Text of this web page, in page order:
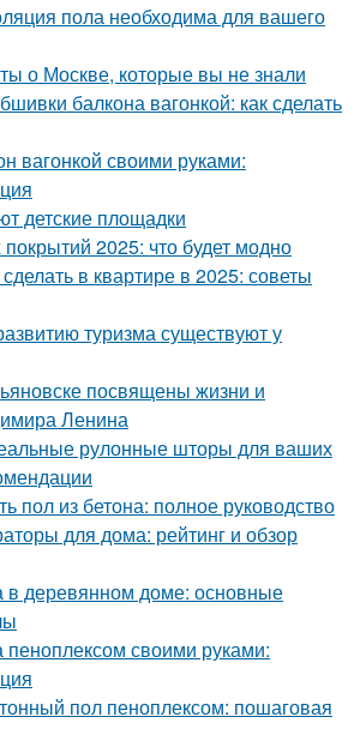
пола необходима для вашего
о Москве, которые вы не знали
балкона вагонкой: как сделать
вагонкой своими руками:
детские площадки
2025: что будет модно
в квартире в 2025: советы
туризма существуют у
посвящены жизни и
Ленина
рулонные шторы для ваших
пол из бетона: полное руководство
для дома: рейтинг и обзор
в деревянном доме: основные
пеноплексом своими руками:
пол пеноплексом: пошаговая